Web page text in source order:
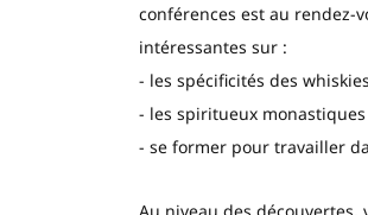
conférences est au rendez-
intéressantes sur :
- les spécificités des
- les spiritueux monastiques
- se former pour travailler